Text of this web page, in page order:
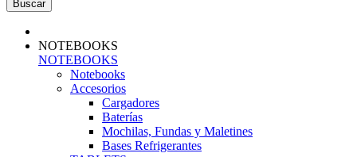
Buscar
NOTEBOOKS
NOTEBOOKS
Notebooks
Accesorios
Cargadores
Baterías
Mochilas, Fundas y Maletines
Bases Refrigerantes